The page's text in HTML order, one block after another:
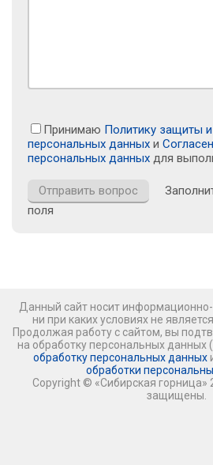
Принимаю Политику защиты
персональных данных и
персональных данных для
поля
Данный сайт носит
ни при каких условиях не
Продолжая работу с сайтом, вы
на обработку персональных данных
обработку персональных данных
обработки
Copyright © «Сибирская горница»
защищены.